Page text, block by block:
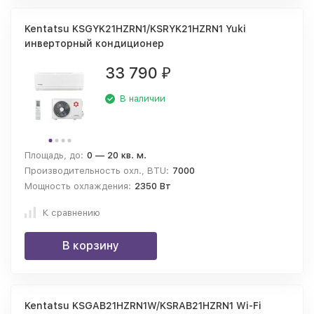
Kentatsu KSGYK21HZRN1/KSRYK21HZRN1 Yuki
инверторный кондиционер
33 790 ₽
В наличии
Площадь, до: 0 — 20 кв. м.
Производительность охл., BTU: 7000
Мощность охлаждения: 2350 Вт
К сравнению
В корзину
Kentatsu KSGAB21HZRN1W/KSRAB21HZRN1 Wi-Fi